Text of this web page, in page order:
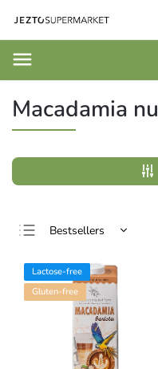
Macadamia
Bestsellers
Most expensive
Alphabetically
Lactose-free
Gluten-free